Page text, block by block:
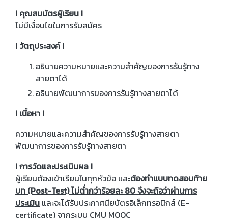
I คุณสมบัตรผู้เรียน I
ไม่มีเงื่อนไขในการรับสมัคร
I วัตถุประสงค์ I
อธิบายความหมายและความสำคัญของการรับรู้ทาง
สายตาได้
อธิบายพัฒนาการของการรับรู้ทางสายตาได้
I เนื้อหา I
ความหมายและความสำคัญของการรับรู้ทางสายตา
พัฒนาการของการรับรู้ทางสายตา
I การวัดและประเมินผล I
ผู้เรียนต้องเข้าเรียนในทุกหัวข้อ และต้องทำแบบทดสอบท้าย
บท (Post-Test) ไม่ต่ำกว่าร้อยละ 80 จึงจะถือว่าผ่านการ
ประเมิน และจะได้รับประกาศนียบัตรอิเล็กทรอนิกส์ (E-
certificate) จากระบบ CMU MOOC